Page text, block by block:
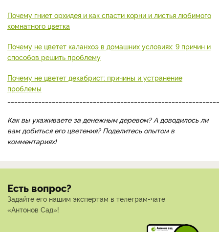
Почему гниет орхидея и как спасти корни и листья любимого
комнатного цветка
Почему не цветет каланхоэ в домашних условиях: 9 причин и
способов решить проблему
Почему не цветет декабрист: причины и устранение
проблемы
Как вы ухаживаете за денежным деревом? А доводилось ли
вам добиться его цветения? Поделитесь опытом в
комментариях!
Есть вопрос?
Задайте его нашим экспертам в телеграм-чате
«Антонов Сад»!